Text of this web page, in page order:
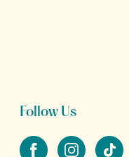
Follow Us
facebookinstagramtiktok